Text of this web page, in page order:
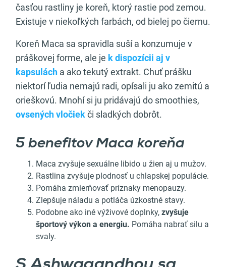
časťou rastliny je koreň, ktorý rastie pod zemou.
Existuje v niekoľkých farbách, od bielej po čiernu.
Koreň Maca sa spravidla suší a konzumuje v
práškovej forme, ale je k dispozícii aj v
kapsulách a ako tekutý extrakt. Chuť prášku
niektorí ľudia nemajú radi, opísali ju ako zemitú a
orieškovú. Mnohí si ju pridávajú do smoothies,
ovsených vločiekči sladkých dobrôt.
5 benefitov Maca koreňa
Maca zvyšuje sexuálne libido u žien aj u mužov.
Rastlina zvyšuje plodnosť u chlapskej populácie.
Pomáha zmierňovať príznaky menopauzy.
Zlepšuje náladu a potláča úzkostné stavy.
Podobne ako iné výživové doplnky, zvyšuje
športový výkon a energiu. Pomáha nabrať silu a
svaly.